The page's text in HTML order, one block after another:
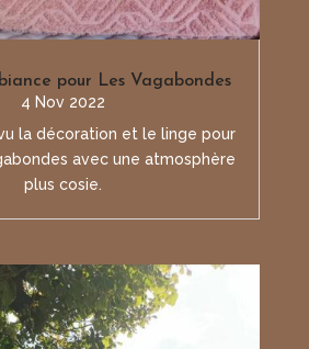
pour Les Vagabondes
4 Nov 2022
la décoration et le linge pour
avec une atmosphère
plus cosie.